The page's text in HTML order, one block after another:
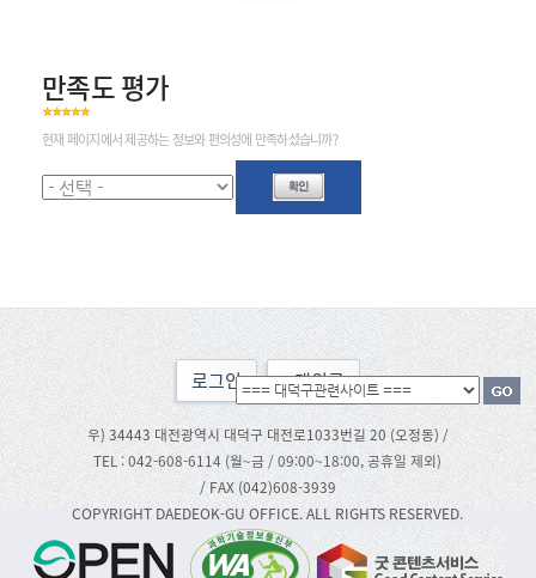
만족도 평가
현재 페이지에서 제공하는 정보와 편의성에 만족하셨습니까?
로그인 맨위로
우) 34443 대전광역시 대덕구 대전로1033번길 20 (오정동) /
TEL : 042-608-6114 (월~금 / 09:00~18:00, 공휴일 제외)
/ FAX (042)608-3939
COPYRIGHT DAEDEOK-GU OFFICE. ALL RIGHTS RESERVED.